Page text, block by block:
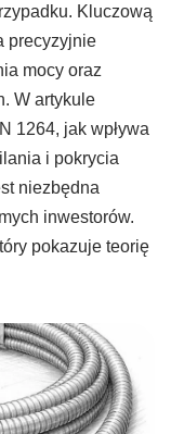
Kluczową
precyzyjnie
mocy oraz
W artykule
1264, jak wpływa
i pokrycia
niezbędna
inwestorów.
pokazuje teorię